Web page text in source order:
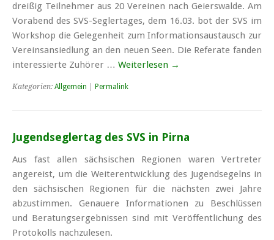
dreißig Teilnehmer aus 20 Vereinen nach Geierswalde. Am
Vorabend des SVS-Seglertages, dem 16.03. bot der SVS im
Workshop die Gelegenheit zum Informations­austausch zur
Vereins­ansiedlung an den neuen Seen. Die Referate fanden
interessierte Zuhörer … Weiterlesen →
Kategorien: Allgemein Permalink
Jugendseglertag des SVS in Pirna
Aus fast allen sächsischen Regionen waren Vertreter
angereist, um die Weiterentwicklung des Jugendsegelns in
den sächsischen Regionen für die nächsten zwei Jahre
abzustimmen. Genauere Informationen zu Beschlüssen
und Beratungsergebnissen sind mit Veröffentlichung des
Protokolls nachzulesen.